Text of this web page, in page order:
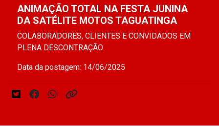
ANIMAÇÃO TOTAL NA FESTA JUNINA
DA SATÉLITE MOTOS TAGUATINGA
COLABORADORES, CLIENTES E CONVIDADOS EM
PLENA DESCONTRAÇÃO
Data da postagem: 14/06/2025